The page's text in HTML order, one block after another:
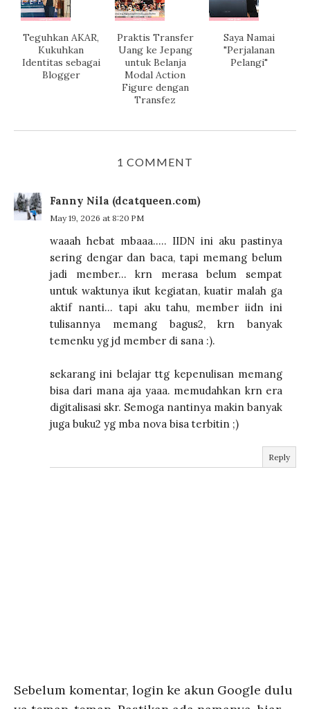
Teguhkan AKAR,
Kukuhkan
Identitas sebagai
Blogger
Praktis Transfer
Uang ke Jepang
untuk Belanja
Modal Action
Figure dengan
Transfez
Saya Namai
"Perjalanan
Pelangi"
1 COMMENT
Fanny Nila (dcatqueen.com)
May 19, 2026 at 8:20 PM
waaah hebat mbaaa..... IIDN ini aku pastinya
sering dengar dan baca, tapi memang belum
jadi member... krn merasa belum sempat
untuk waktunya ikut kegiatan, kuatir malah ga
aktif nanti... tapi aku tahu, member iidn ini
tulisannya memang bagus2, krn banyak
temenku yg jd member di sana :).
sekarang ini belajar ttg kepenulisan memang
bisa dari mana aja yaaa. memudahkan krn era
digitalisasi skr. Semoga nantinya makin banyak
juga buku2 yg mba nova bisa terbitin ;)
Reply
Sebelum komentar, login ke akun Google dulu